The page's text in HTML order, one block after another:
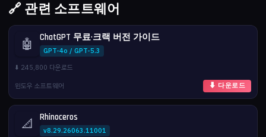
🔗 관련 소프트웨어
🤖 ChatGPT 무료·크랙 버전 가이드
GPT-4o / GPT-5.3
⬇️ 245,800 다운로드
윈도우 소프트웨어
⬇ 다운로드
📐 Rhinoceros
v8.29.26063.11001